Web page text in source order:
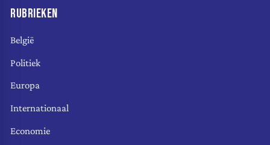
RUBRIEKEN
België
Politiek
Europa
Internationaal
Economie